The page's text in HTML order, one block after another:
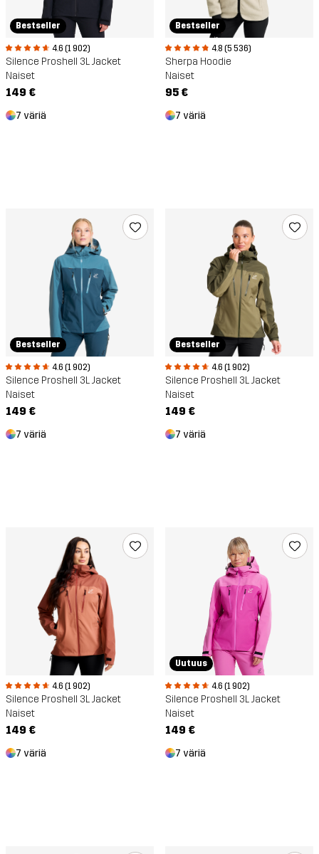
Bestseller
4.6 (1 902)
Silence Proshell 3L Jacket
Naiset
149 €
7 väriä
Bestseller
4.8 (5 536)
Sherpa Hoodie
Naiset
95 €
7 väriä
Bestseller
4.6 (1 902)
Silence Proshell 3L Jacket
Naiset
149 €
7 väriä
Bestseller
4.6 (1 902)
Silence Proshell 3L Jacket
Naiset
149 €
7 väriä
4.6 (1 902)
Silence Proshell 3L Jacket
Naiset
149 €
7 väriä
Uutuus
4.6 (1 902)
Silence Proshell 3L Jacket
Naiset
149 €
7 väriä